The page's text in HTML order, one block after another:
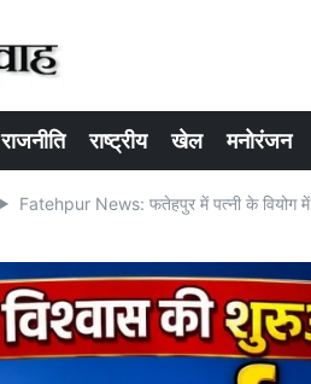
राजनीति राष्ट्रीय खेल मनोरंजन
Fatehpur News: फतेहपुर में पत्नी के वियोग